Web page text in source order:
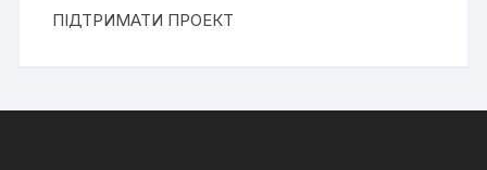
ПІДТРИМАТИ ПРОЕКТ